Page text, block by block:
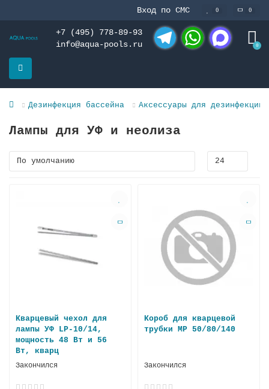
Вход по СМС 0 0
+7 (495) 778-89-93
info@aqua-pools.ru
0
Дезинфекция бассейна Аксессуары для дезинфекции
Лампы для УФ и неолиза
Кварцевый чехол для
лампы УФ LP-10/14,
мощность 48 Вт и 56
Вт, кварц
Закончился
Короб для кварцевой
трубки MP 50/80/140
Закончился